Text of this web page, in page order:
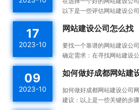
以下是一些评估网站建设公
17
2023-10
要找一个靠谱的网站建设公
确定需求：在寻找网站建设
09
2023-10
如何做好成都网站建
如何做好成都网站建设公司
建议：以上是一些关键的步